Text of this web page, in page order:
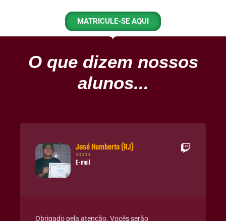
MATRICULE-SE AQUI
O que dizem nossos
alunos...
José Humberto (RJ)
    
E-mail
Obrigado pela atenção. Vocês serão